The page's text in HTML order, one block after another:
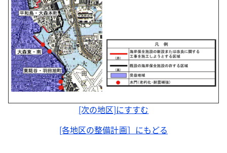
[次の地区]にすすむ
[各地区の整備計画］にもどる